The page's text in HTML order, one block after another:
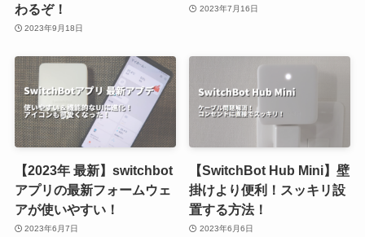
わるぞ！
2023年9月18日
2023年7月16日
【2023年 最新】switchbot
アプリの最新フォームウェ
アが使いやすい！
2023年6月7日
【SwitchBot Hub Mini】壁
掛けより便利！スッキリ設
置する方法！
2023年6月6日